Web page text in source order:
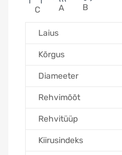
C A B
Laius
Kõrgus
Diameeter
Rehvimõõt
Rehvitüüp
Kiirusindeks